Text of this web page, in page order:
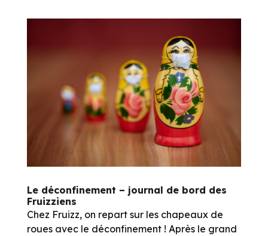
Le déconfinement – journal de bord des
Fruizziens
Chez Fruizz, on repart sur les chapeaux de
roues avec le déconfinement ! Après le grand